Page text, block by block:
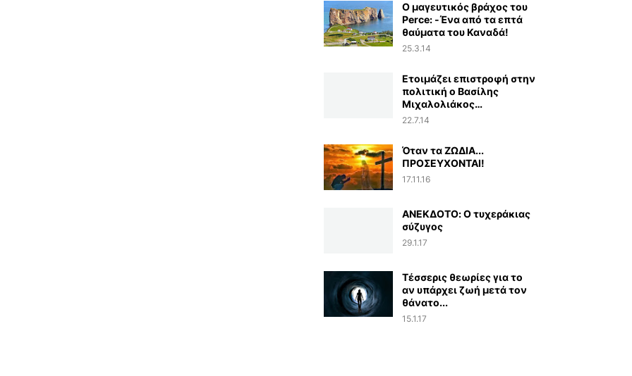
Ο μαγευτικός βράχος του
Perce: -Ένα από τα επτά
θαύματα του Καναδά!
25.3.14
Ετοιμάζει επιστροφή στην
πολιτική ο Βασίλης
Μιχαλολιάκος…
22.7.14
Όταν τα ΖΩΔΙΑ...
ΠΡΟΣΕΥΧΟΝΤΑΙ!
17.11.16
ΑΝΕΚΔΟΤΟ: Ο τυχεράκιας
σύζυγος
29.1.17
Τέσσερις θεωρίες για το
αν υπάρχει ζωή μετά τον
θάνατο...
15.1.17